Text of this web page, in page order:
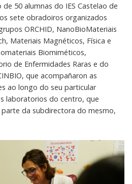
50 alumnas do IES Castelao de
sete obradoiros organizados
ORCHID, NanoBioMateriais
Materiais Magnéticos, Física e
Biomiméticos,
de Enfermidades Raras e do
que acompañaron as
ao longo do seu particular
laboratorios do centro, que
da subdirectora do mesmo,